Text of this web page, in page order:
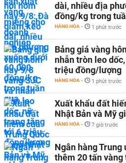
dài, nhiều địa
đồng/kg trong
HÀNG HÓA - 1 phút trước
Bảng giá vàng
nhẫn tròn leo
triệu đồng/lượng
HÀNG HÓA - 1 phút trước
Xuất khẩu đất
Nhật Bản và Mỹ
HÀNG HÓA - 7 giờ trước
Ngân hàng Trung
thêm 20 tấn vàng